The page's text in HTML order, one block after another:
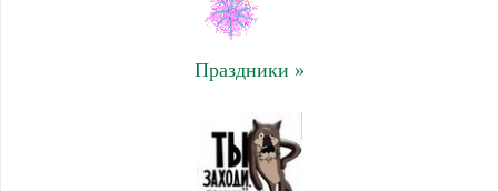
Праздники »